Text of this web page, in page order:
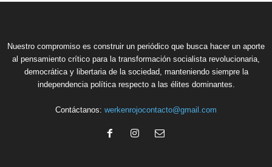
Nuestro compromiso es construir un periódico que busca hacer un aporte
al pensamiento crítico para la transformación socialista revolucionaria,
democrática y libertaria de la sociedad, manteniendo siempre la
independencia política respecto a las élites dominantes.
Contáctanos: werkenrojocontacto@gmail.com